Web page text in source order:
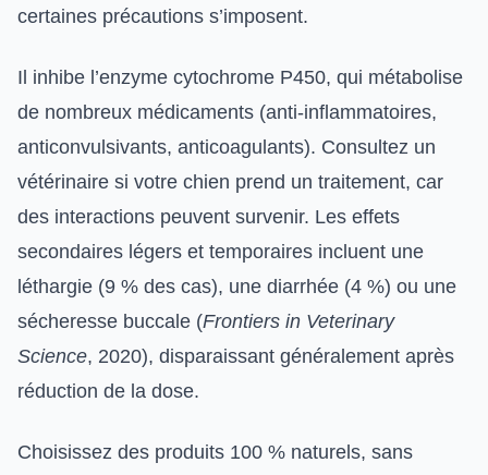
certaines précautions s’imposent.
Il inhibe l’enzyme cytochrome P450, qui métabolise
de nombreux médicaments (anti-inflammatoires,
anticonvulsivants, anticoagulants). Consultez un
vétérinaire si votre chien prend un traitement, car
des interactions peuvent survenir. Les effets
secondaires légers et temporaires incluent une
léthargie (9 % des cas), une diarrhée (4 %) ou une
sécheresse buccale (Frontiers in Veterinary
Science, 2020), disparaissant généralement après
réduction de la dose.
Choisissez des produits 100 % naturels, sans